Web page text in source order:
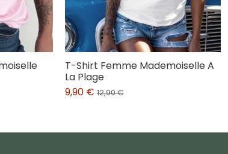
T-Shirt Femme Mademoiselle A
La Plage
9,90 € 12,90 €